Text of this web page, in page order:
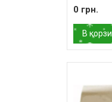
0 грн.
В